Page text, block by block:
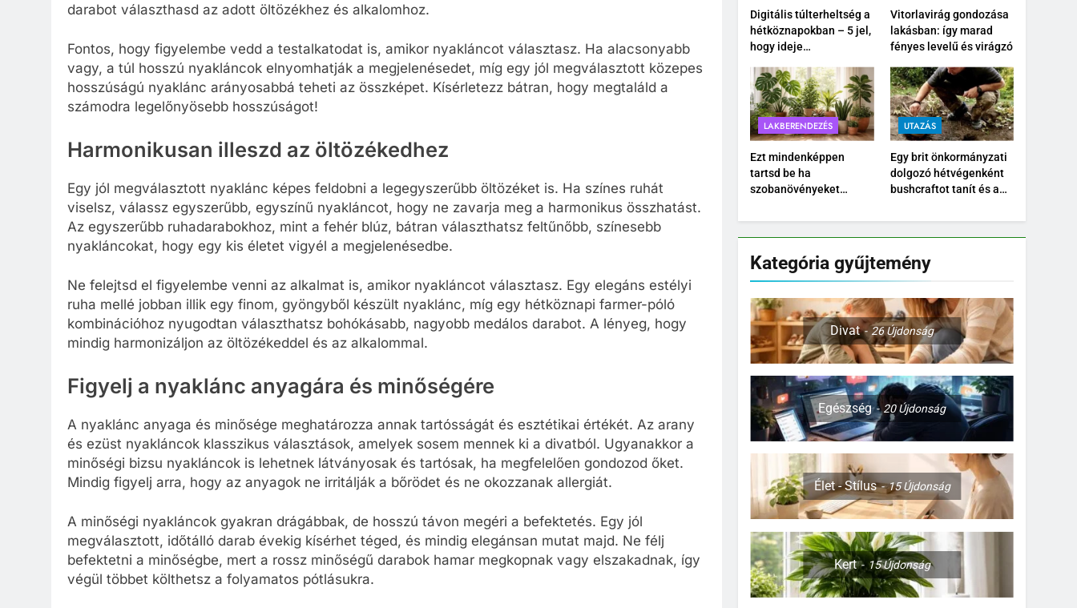
darabot választhasd az adott öltözékhez és alkalomhoz.
Fontos, hogy figyelembe vedd a testalkatodat is, amikor nyakláncot választasz. Ha alacsonyabb
vagy, a túl hosszú nyakláncok elnyomhatják a megjelenésedet, míg egy jól megválasztott közepes
hosszúságú nyaklánc arányosabbá teheti az összképet. Kísérletezz bátran, hogy megtaláld a
számodra legelőnyösebb hosszúságot!
Harmonikusan illeszd az öltözékedhez
Egy jól megválasztott nyaklánc képes feldobni a legegyszerűbb öltözéket is. Ha színes ruhát
viselsz, válassz egyszerűbb, egyszínű nyakláncot, hogy ne zavarja meg a harmonikus összhatást.
Az egyszerűbb ruhadarabokhoz, mint a fehér blúz, bátran választhatsz feltűnőbb, színesebb
nyakláncokat, hogy egy kis életet vigyél a megjelenésedbe.
Ne felejtsd el figyelembe venni az alkalmat is, amikor nyakláncot választasz. Egy elegáns estélyi
ruha mellé jobban illik egy finom, gyöngyből készült nyaklánc, míg egy hétköznapi farmer-póló
kombinációhoz nyugodtan választhatsz bohókásabb, nagyobb medálos darabot. A lényeg, hogy
mindig harmonizáljon az öltözékeddel és az alkalommal.
Figyelj a nyaklánc anyagára és minőségére
A nyaklánc anyaga és minősége meghatározza annak tartósságát és esztétikai értékét. Az arany
és ezüst nyakláncok klasszikus választások, amelyek sosem mennek ki a divatból. Ugyanakkor a
minőségi bizsu nyakláncok is lehetnek látványosak és tartósak, ha megfelelően gondozod őket.
Mindig figyelj arra, hogy az anyagok ne irritálják a bőrödet és ne okozzanak allergiát.
A minőségi nyakláncok gyakran drágábbak, de hosszú távon megéri a befektetés. Egy jól
megválasztott, időtálló darab évekig kísérhet téged, és mindig elegánsan mutat majd. Ne félj
befektetni a minőségbe, mert a rossz minőségű darabok hamar megkopnak vagy elszakadnak, így
végül többet költhetsz a folyamatos pótlásukra.
Digitális túlterheltség a
hétköznapokban – 5 jel,
hogy ideje
kikapcsolódnod
Vitorlavirág gondozása
lakásban: így marad
fényes levelű és virágzó
LAKBERENDEZÉS
Ezt mindenképpen
tartsd be ha
szobanövényeket
UTAZÁS
Egy brit önkormányzati
dolgozó hétvégenként
bushcraftot tanít és a
felszereléseit teszteli
Kategória gyűjtemény
Divat 26Újdonság
Egészség 20Újdonság
Élet - Stílus 15Újdonság
Kert 15Újdonság